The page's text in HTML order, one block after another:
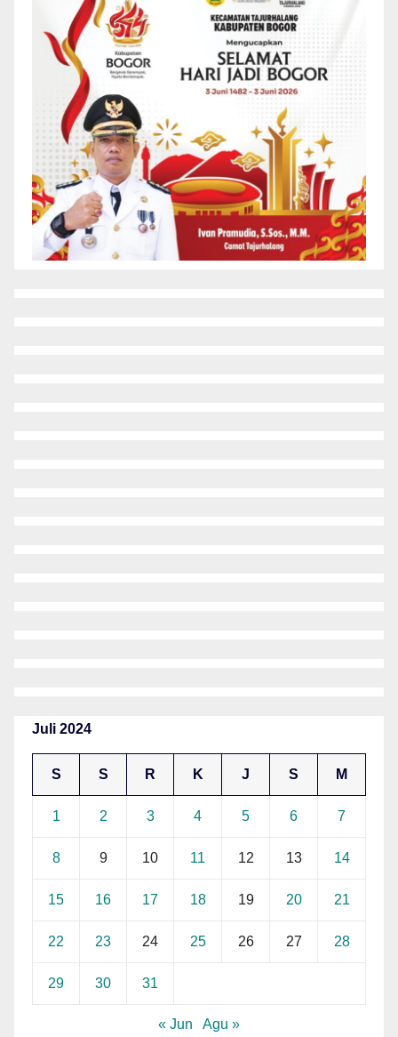
Juli 2024
S S R K J S M
1 2 3 4 5 6 7
8 9 10 11 12 13 14
15 16 17 18 19 20 21
22 23 24 25 26 27 28
29 30 31
« Jun Agu »